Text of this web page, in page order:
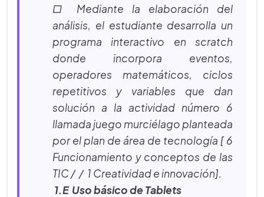
□ Mediante la elaboración del
análisis, el estudiante desarrolla un
programa interactivo en scratch
donde incorpora eventos,
operadores matemáticos, ciclos
repetitivos y variables que dan
solución a la actividad número 6
llamada juego murciélago planteada
por el plan de área de tecnología [ 6
Funcionamiento y conceptos de las
TIC / / 1 Creatividad e innovación].
1.E Uso básico de Tablets